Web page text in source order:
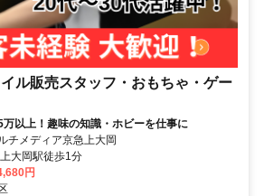
ル販売スタッフ・おもちゃ・ゲー
以上！趣味の知識・ホビーを仕事に
メディア京急上大岡
大岡駅徒歩1分
円